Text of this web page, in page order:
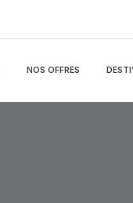
NOS OFFRES